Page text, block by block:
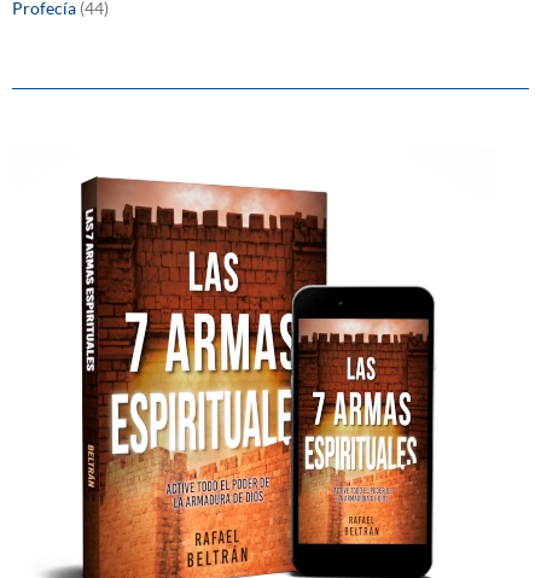
Profecía (44)